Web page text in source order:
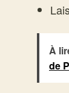
À
de